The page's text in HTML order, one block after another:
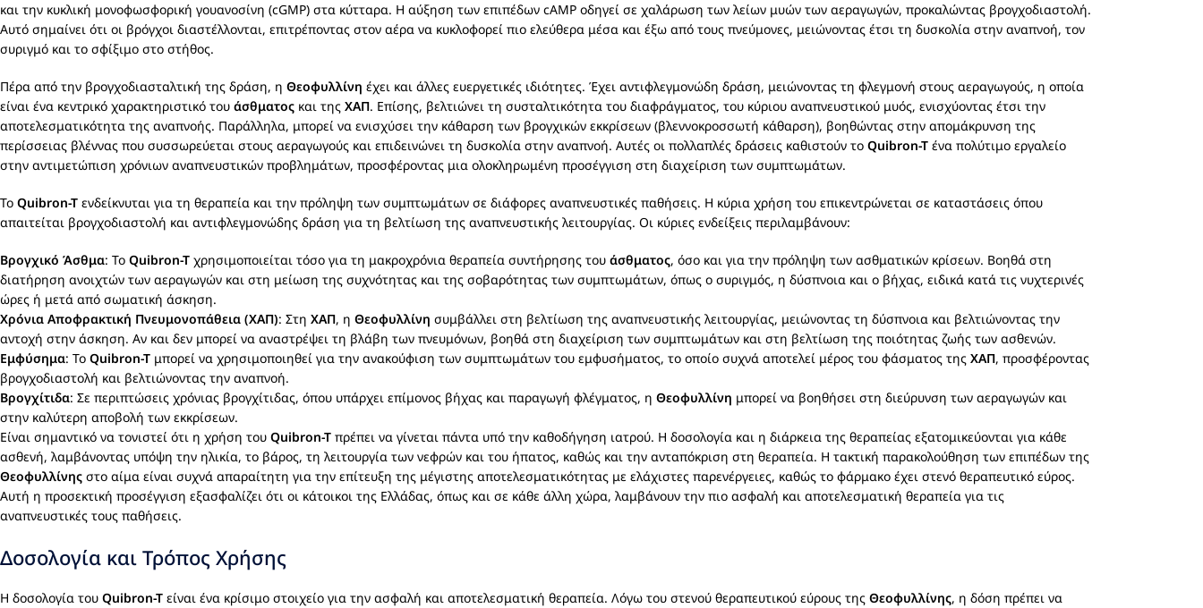
και την κυκλική μονοφωσφορική γουανοσίνη (cGMP) στα κύτταρα. Η αύξηση των επιπέδων cAMP οδηγεί σε χαλάρωση των λείων μυών των αεραγωγών, προκαλώντας βρογχοδιαστολή.
Αυτό σημαίνει ότι οι βρόγχοι διαστέλλονται, επιτρέποντας στον αέρα να κυκλοφορεί πιο ελεύθερα μέσα και έξω από τους πνεύμονες, μειώνοντας έτσι τη δυσκολία στην αναπνοή, τον
συριγμό και το σφίξιμο στο στήθος.
Πέρα από την βρογχοδιασταλτική της δράση, η Θεοφυλλίνη έχει και άλλες ευεργετικές ιδιότητες. Έχει αντιφλεγμονώδη δράση, μειώνοντας τη φλεγμονή στους αεραγωγούς, η οποία
είναι ένα κεντρικό χαρακτηριστικό του άσθματος και της ΧΑΠ. Επίσης, βελτιώνει τη συσταλτικότητα του διαφράγματος, του κύριου αναπνευστικού μυός, ενισχύοντας έτσι την
αποτελεσματικότητα της αναπνοής. Παράλληλα, μπορεί να ενισχύσει την κάθαρση των βρογχικών εκκρίσεων (βλεννοκροσσωτή κάθαρση), βοηθώντας στην απομάκρυνση της
περίσσειας βλέννας που συσσωρεύεται στους αεραγωγούς και επιδεινώνει τη δυσκολία στην αναπνοή. Αυτές οι πολλαπλές δράσεις καθιστούν το Quibron-T ένα πολύτιμο εργαλείο
στην αντιμετώπιση χρόνιων αναπνευστικών προβλημάτων, προσφέροντας μια ολοκληρωμένη προσέγγιση στη διαχείριση των συμπτωμάτων.
Το Quibron-T ενδείκνυται για τη θεραπεία και την πρόληψη των συμπτωμάτων σε διάφορες αναπνευστικές παθήσεις. Η κύρια χρήση του επικεντρώνεται σε καταστάσεις όπου
απαιτείται βρογχοδιαστολή και αντιφλεγμονώδης δράση για τη βελτίωση της αναπνευστικής λειτουργίας. Οι κύριες ενδείξεις περιλαμβάνουν:
Βρογχικό Άσθμα: Το Quibron-T χρησιμοποιείται τόσο για τη μακροχρόνια θεραπεία συντήρησης του άσθματος, όσο και για την πρόληψη των ασθματικών κρίσεων. Βοηθά στη
διατήρηση ανοιχτών των αεραγωγών και στη μείωση της συχνότητας και της σοβαρότητας των συμπτωμάτων, όπως ο συριγμός, η δύσπνοια και ο βήχας, ειδικά κατά τις νυχτερινές
ώρες ή μετά από σωματική άσκηση.
Χρόνια Αποφρακτική Πνευμονοπάθεια (ΧΑΠ): Στη ΧΑΠ, η Θεοφυλλίνη συμβάλλει στη βελτίωση της αναπνευστικής λειτουργίας, μειώνοντας τη δύσπνοια και βελτιώνοντας την
αντοχή στην άσκηση. Αν και δεν μπορεί να αναστρέψει τη βλάβη των πνευμόνων, βοηθά στη διαχείριση των συμπτωμάτων και στη βελτίωση της ποιότητας ζωής των ασθενών.
Εμφύσημα: Το Quibron-T μπορεί να χρησιμοποιηθεί για την ανακούφιση των συμπτωμάτων του εμφυσήματος, το οποίο συχνά αποτελεί μέρος του φάσματος της ΧΑΠ, προσφέροντας
βρογχοδιαστολή και βελτιώνοντας την αναπνοή.
Βρογχίτιδα: Σε περιπτώσεις χρόνιας βρογχίτιδας, όπου υπάρχει επίμονος βήχας και παραγωγή φλέγματος, η Θεοφυλλίνη μπορεί να βοηθήσει στη διεύρυνση των αεραγωγών και
στην καλύτερη αποβολή των εκκρίσεων.
Είναι σημαντικό να τονιστεί ότι η χρήση του Quibron-T πρέπει να γίνεται πάντα υπό την καθοδήγηση ιατρού. Η δοσολογία και η διάρκεια της θεραπείας εξατομικεύονται για κάθε
ασθενή, λαμβάνοντας υπόψη την ηλικία, το βάρος, τη λειτουργία των νεφρών και του ήπατος, καθώς και την ανταπόκριση στη θεραπεία. Η τακτική παρακολούθηση των επιπέδων της
Θεοφυλλίνης στο αίμα είναι συχνά απαραίτητη για την επίτευξη της μέγιστης αποτελεσματικότητας με ελάχιστες παρενέργειες, καθώς το φάρμακο έχει στενό θεραπευτικό εύρος.
Αυτή η προσεκτική προσέγγιση εξασφαλίζει ότι οι κάτοικοι της Ελλάδας, όπως και σε κάθε άλλη χώρα, λαμβάνουν την πιο ασφαλή και αποτελεσματική θεραπεία για τις
αναπνευστικές τους παθήσεις.
Δοσολογία και Τρόπος Χρήσης
Η δοσολογία του Quibron-T είναι ένα κρίσιμο στοιχείο για την ασφαλή και αποτελεσματική θεραπεία. Λόγω του στενού θεραπευτικού εύρους της Θεοφυλλίνης, η δόση πρέπει να